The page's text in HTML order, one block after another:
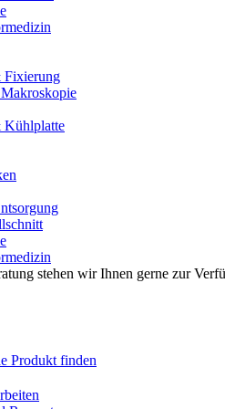
Fixierung
Kühlplatte
stehen wir Ihnen gerne zur
Produkt finden